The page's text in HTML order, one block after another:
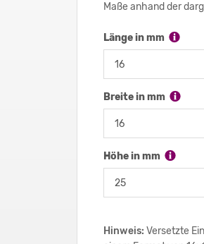
Maße anhand der
Länge in mm
Breite in mm
Höhe in mm
Hinweis: Versetzte